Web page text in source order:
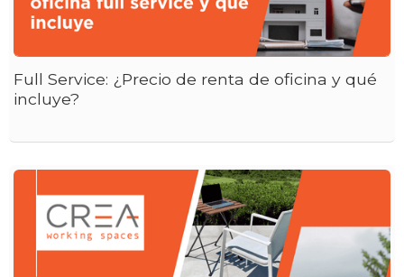
Full Service: ¿Precio de renta de oficina y qué
incluye?